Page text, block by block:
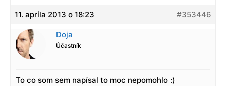
11. apríla 2013 o 18:23
#353446
Doja
Účastník
To co som sem napísal to moc nepomohlo :)